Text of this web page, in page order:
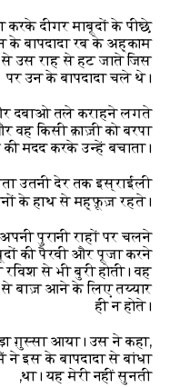
करके दीगर माबूदों के पीछे
बापदादा रब के अह्काम
उस राह से हट जाते जिस
पर उन के बापदादा चले थे।
दबाओ तले कराहने लगते
वह किसी क़ाज़ी को बरपा
मदद करके उन्हें बचाता।
उतनी देर तक इस्राईली
के हाथ से मह्फ़ूज़ रहते।
पुरानी राहों पर चलने
की पैरवी और पूजा करने
से भी बुरी होती। वह
से बाज़ आने के लिए तय्यार
ही न होते।
ग़ुस्सा आया। उस ने कहा,
इस के बापदादा से बांधा
था। यह मेरी नहीं सुनती,